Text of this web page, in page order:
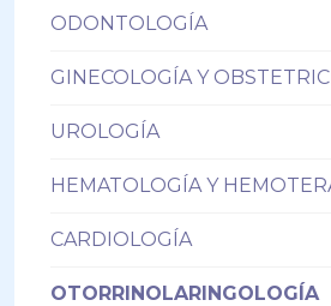
ODONTOLOGÍA
GINECOLOGÍA Y
UROLOGÍA
HEMATOLOGÍA Y
CARDIOLOGÍA
OTORRINOLARINGOLOGÍA